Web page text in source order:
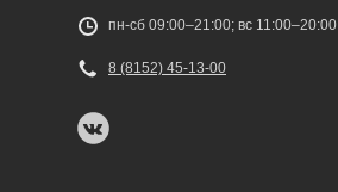
8 (8152) 45-13-00
пн-сб 09:00–21:00; вс 11:00–20:00